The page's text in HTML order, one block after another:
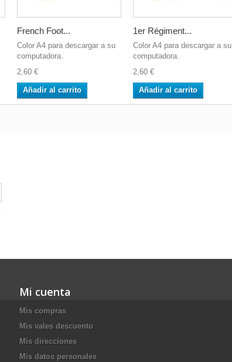
French Foot...
Color A4 para descargar a su
computadora.
2,60 €
Añadir al carrito
1er Régiment...
Color A4 para descargar a su
computadora.
2,60 €
Añadir al carrito
Mi cuenta
Mis compras
Mis vales descuento
Mis direcciones
Mis datos personales